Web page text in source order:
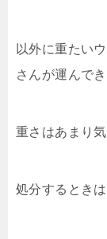
以外に重たい
さんが運んで
重さはあまり
処分するとき